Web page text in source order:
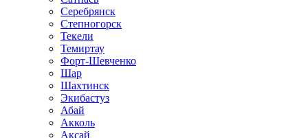
Серебрянск
Степногорск
Текели
Темиртау
Форт-Шевченко
Шар
Шахтинск
Экибастуз
Абай
Акколь
Аксай